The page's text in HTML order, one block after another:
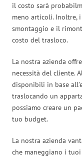
il costo sarà
meno articoli. Inoltre,
smontaggio e il
costo del trasloco.
La nostra azienda
necessità del cliente.
disponibili in base
traslocando un
possiamo creare un
tuo budget.
La nostra azienda
che maneggiano i